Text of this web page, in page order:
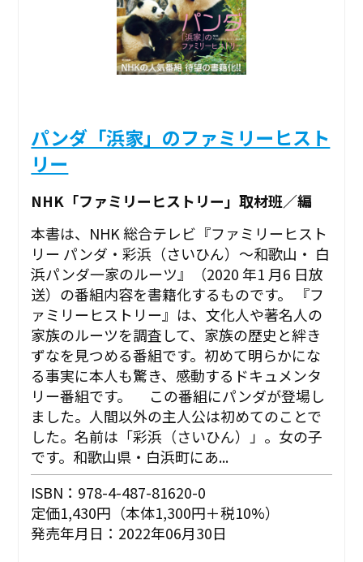
パンダ「浜家」のファミリーヒスト
リー
NHK「ファミリーヒストリー」取材班／編
本書は、NHK 総合テレビ『ファミリーヒスト
リー パンダ・彩浜（さいひん）〜和歌山・ 白
浜パンダ一家のルーツ』（2020 年1 月6 日放
送）の番組内容を書籍化するものです。 『フ
ァミリーヒストリー』は、文化人や著名人の
家族のルーツを調査して、家族の歴史と絆き
ずなを見つめる番組です。初めて明らかにな
る事実に本人も驚き、感動するドキュメンタ
リー番組です。 この番組にパンダが登場し
ました。人間以外の主人公は初めてのことで
した。名前は「彩浜（さいひん）」。女の子
です。和歌山県・白浜町にあ...
ISBN：978-4-487-81620-0
定価1,430円（本体1,300円＋税10%）
発売年月日：2022年06月30日